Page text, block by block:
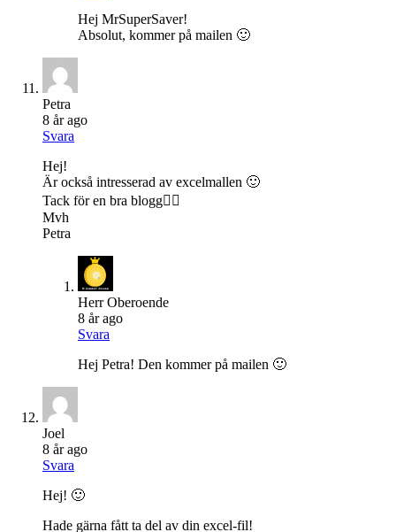
Hej MrSuperSaver!
Absolut, kommer på mailen 🙂
Petra
8 år ago
Svara
Hej!
Är också intresserad av excelmallen 🙂
Tack för en bra blogg👍🏼
Mvh
Petra
Herr Oberoende
8 år ago
Svara
Hej Petra! Den kommer på mailen 🙂
Joel
8 år ago
Svara
Hej! 🙂
Hade gärna fått ta del av din excel-fil!